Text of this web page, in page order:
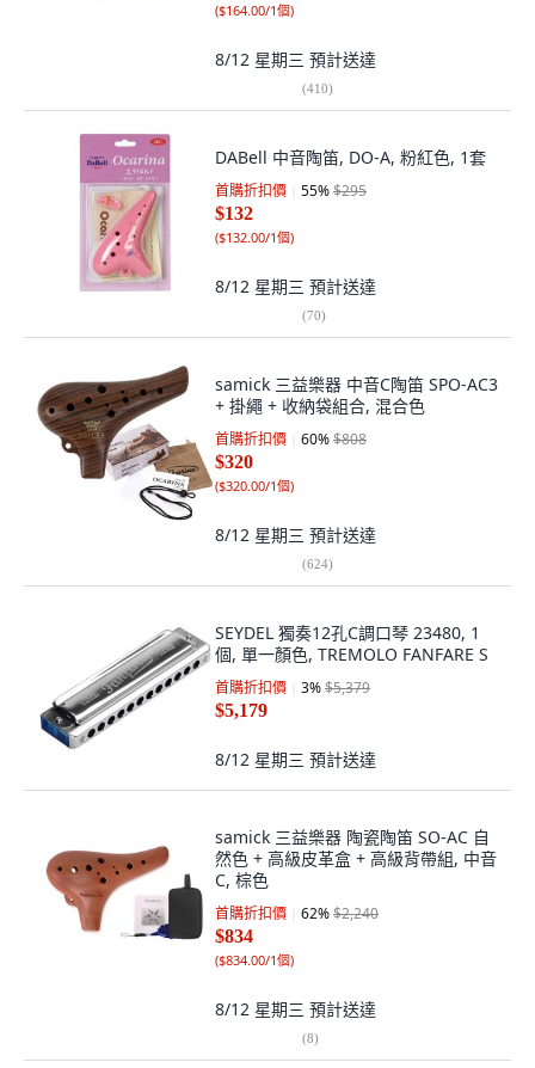
($164.00/1個)
8/12 星期三 預計送達
(410)
DABell 中音陶笛, DO-A, 粉紅色, 1套
首購折扣價 55%$295
$132
($132.00/1個)
8/12 星期三 預計送達
(70)
samick 三益樂器 中音C陶笛 SPO-AC3
+ 掛繩 + 收納袋組合, 混合色
首購折扣價 60%$808
$320
($320.00/1個)
8/12 星期三 預計送達
(624)
SEYDEL 獨奏12孔C調口琴 23480, 1
個, 單一顏色, TREMOLO FANFARE S
首購折扣價 3%$5,379
$5,179
8/12 星期三 預計送達
samick 三益樂器 陶瓷陶笛 SO-AC 自
然色 + 高級皮革盒 + 高級背帶組, 中音
C, 棕色
首購折扣價 62%$2,240
$834
($834.00/1個)
8/12 星期三 預計送達
(8)